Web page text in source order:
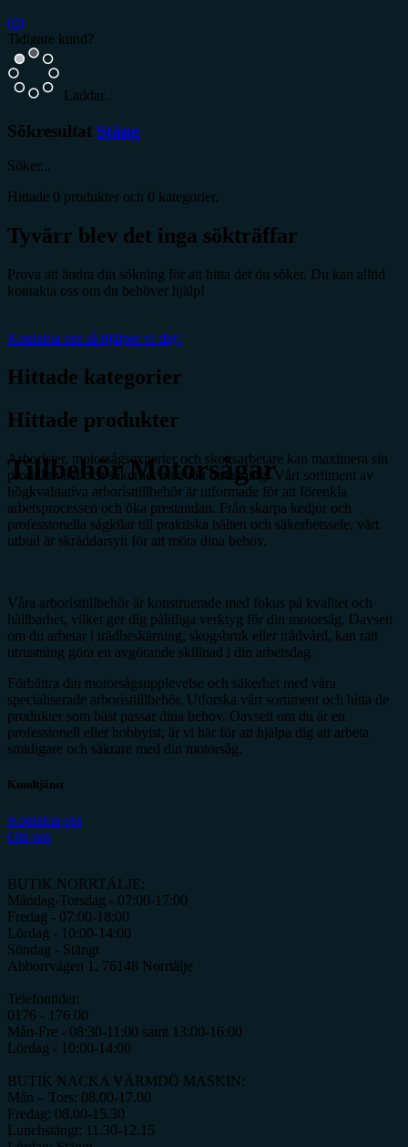
(0)
Tidigare kund?
Laddar..
Sökresultat Stäng
Söker...
Hittade 0 produkter och 0 kategorier.
Tyvärr blev det inga sökträffar
Prova att ändra din sökning för att hitta det du söker. Du kan alltid
kontakta oss om du behöver hjälp!
Kontakta oss så hjälper vi dig!
Hittade kategorier
Hittade produkter
Tillbehör Motorsågar
Arborister, motorsågsexperter och skogsarbetare kan maximera sin
produktivitet och säkerhet med rätt utrustning. Vårt sortiment av
högkvalitativa arboristtillbehör är utformade för att förenkla
arbetsprocessen och öka prestandan. Från skarpa kedjor och
professionella sågkilar till praktiska bälten och säkerhetssele, vårt
utbud är skräddarsytt för att möta dina behov.
Våra arboristtillbehör är konstruerade med fokus på kvalitet och
hållbarhet, vilket ger dig pålitliga verktyg för din motorsåg. Oavsett
om du arbetar i trädbeskärning, skogsbruk eller trädvård, kan rätt
utrustning göra en avgörande skillnad i din arbetsdag.
Förbättra din motorsågsupplevelse och säkerhet med våra
specialiserade arboristtillbehör. Utforska vårt sortiment och hitta de
produkter som bäst passar dina behov. Oavsett om du är en
professionell eller hobbyist, är vi här för att hjälpa dig att arbeta
smidigare och säkrare med din motorsåg.
Kundtjänst
Kontakta oss
Om oss
BUTIK NORRTÄLJE:
Måndag-Torsdag - 07:00-17:00
Fredag - 07:00-18:00
Lördag - 10:00-14:00
Söndag - Stängt
Abborrvägen 1, 76148 Norrtälje
Telefontider:
0176 - 176 00
Mån-Fre - 08:30-11:00 samt 13:00-16:00
Lördag - 10:00-14:00
BUTIK NACKA VÄRMDÖ MASKIN:
Mån – Tors: 08.00-17.00
Fredag: 08.00-15.30
Lunchstängt: 11.30-12.15